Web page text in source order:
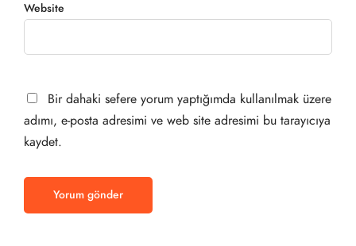
Website
Bir dahaki sefere yorum yaptığımda kullanılmak üzere
adımı, e-posta adresimi ve web site adresimi bu tarayıcıya
kaydet.